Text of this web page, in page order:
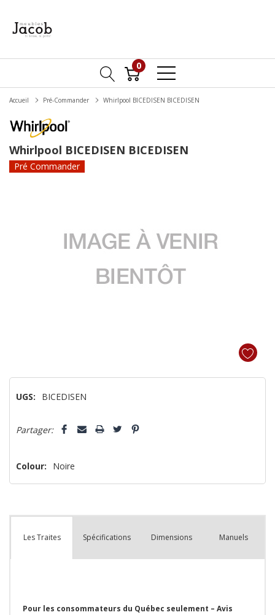
0
Accueil Pré-Commander Whirlpool BICEDISEN BICEDISEN
Whirlpool BICEDISEN BICEDISEN
Pré Commander
UGS:
BICEDISEN
vous!
n’en
reste
que
Partager:
Colour: Noire
Les Traites Spécifications Dimensions Manuels
Pour les consommateurs du Québec seulement – Avis